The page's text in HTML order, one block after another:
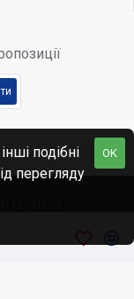
2025.
OK
подібні
перегляду